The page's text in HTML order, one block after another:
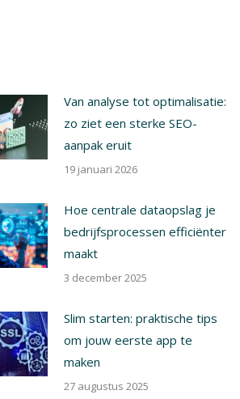
Van analyse tot optimalisatie:
zo ziet een sterke SEO-
aanpak eruit
19 januari 2026
Hoe centrale dataopslag je
bedrijfsprocessen efficiënter
maakt
3 december 2025
Slim starten: praktische tips
om jouw eerste app te
maken
27 augustus 2025